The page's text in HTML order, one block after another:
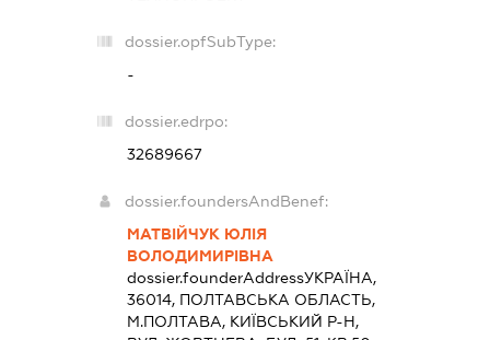
dossier.opfSubType:
-
dossier.edrpo:
32689667
dossier.foundersAndBenef:
МАТВІЙЧУК ЮЛІЯ
ВОЛОДИМИРІВНА
dossier.founderAddressУКРАЇНА,
36014, ПОЛТАВСЬКА ОБЛАСТЬ,
М.ПОЛТАВА, КИЇВСЬКИЙ Р-Н,